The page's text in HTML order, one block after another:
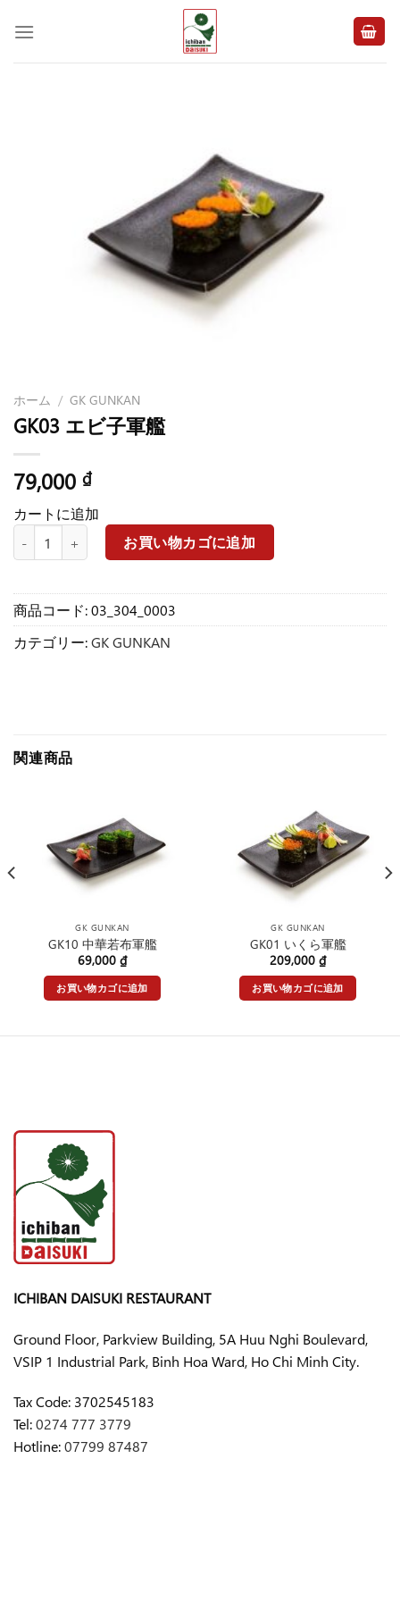
ホーム / GK GUNKAN
GK03 エビ子軍艦
79,000 ₫
カートに追加
GK03 エビ子軍艦個 お買い物カゴに追加
商品コード:03_304_0003
カテゴリー:GK GUNKAN
関連商品
GK GUNKAN
GK10 中華若布軍艦
69,000 ₫
お買い物カゴに追加
GK GUNKAN
GK01 いくら軍艦
209,000 ₫
お買い物カゴに追加
ICHIBAN DAISUKI RESTAURANT
Ground Floor, Parkview Building, 5A Huu Nghi Boulevard,
VSIP 1 Industrial Park, Binh Hoa Ward, Ho Chi Minh City.
Tax Code: 3702545183
Tel:0274 777 3779
Hotline:07799 87487